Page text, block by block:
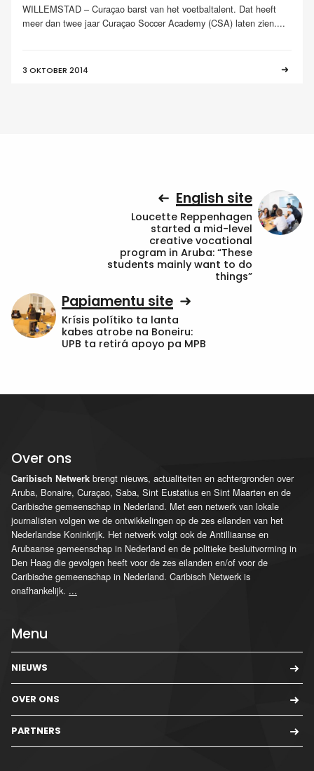
WILLEMSTAD – Curaçao barst van het voetbaltalent. Dat heeft
meer dan twee jaar Curaçao Soccer Academy (CSA) laten zien....
3 OKTOBER 2014
English site
Loucette Reppenhagen
started a mid-level
creative vocational
program in Aruba: “These
students mainly want to do
things”
Papiamentu site
Krísis polítiko ta lanta
kabes atrobe na Boneiru:
UPB ta retirá apoyo pa MPB
Over ons
Caribisch Netwerk brengt nieuws, actualiteiten en achtergronden over
Aruba, Bonaire, Curaçao, Saba, Sint Eustatius en Sint Maarten en de
Caribische gemeenschap in Nederland. Met een netwerk van lokale
journalisten volgen we de ontwikkelingen op de zes eilanden van het
Nederlandse Koninkrijk. Het netwerk volgt ook de Antilliaanse en
Arubaanse gemeenschap in Nederland en de politieke besluitvorming in
Den Haag die gevolgen heeft voor de zes eilanden en/of voor de
Caribische gemeenschap in Nederland. Caribisch Netwerk is
onafhankelijk. ...
Menu
NIEUWS
OVER ONS
PARTNERS